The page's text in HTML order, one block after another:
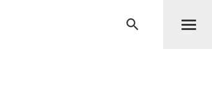
RECHERCHE